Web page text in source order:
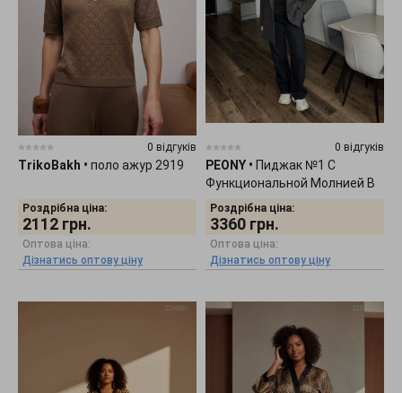
0 відгуків
TrikoBakh • поло ажур 2919
Роздрібна ціна:
2112 грн.
Оптова ціна:
Дізнатись оптову ціну
0 відгуків
PEONY • Пиджак №1 С
Функциональной Молнией В
Боковых Швах. 3010253
Роздрібна ціна:
3360 грн.
Оптова ціна:
Дізнатись оптову ціну